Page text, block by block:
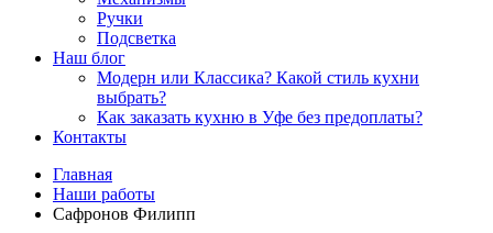
Ручки
Подсветка
Наш блог
Модерн или Классика? Какой стиль кухни
выбрать?
Как заказать кухню в Уфе без предоплаты?
Контакты
Главная
Наши работы
Сафронов Филипп